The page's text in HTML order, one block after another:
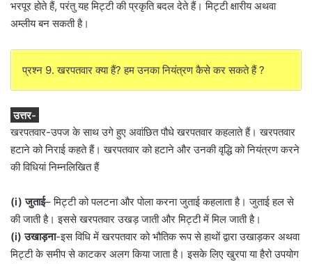
भरपूर होते हैं, परंतु यह मिट्टी की प्रकृति बदल देते हैं। मिट्टी क्षारीय अथवा
अम्लीय बन सकती है।
प्रश्न 9. खरपतवार क्या हैं? हम उनका नियंत्रण कैसे कर सकते हैं ?
उत्तर-
खरपतवार-उपज के साथ उगे हुए अवांछित पौधे खरपतवार कहलाते हैं। खरपतवार
हटाने को निराई कहते हैं। खरपतवार को हटाने और उनकी वृद्धि को नियंत्रण करने
की विधियां निम्नलिखित हैं
(i) जुताई– मिट्टी को पलटना और पोला करना जुताई कहलाता है। जुताई हल से
की जाती है। इससे खरपतवार उखड़ जाती और मिट्टी में मिल जाती है।
(i) उखाड़ना-इस विधि में खरपतवार को भौतिक रूप से हाथों द्वारा उखाड़कर अथवा
मिट्टी के समीप से काटकर अलग किया जाता है। इसके लिए खुरपा या हैरो उपयोग